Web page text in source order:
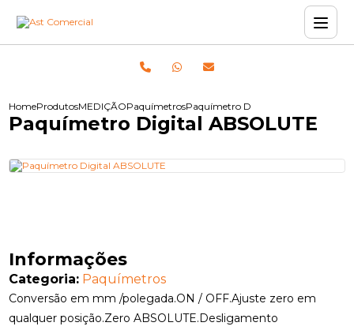
HomeProdutosMEDIÇÃOPaquímetrosPaquímetro Digital ABSOLUTE
Paquímetro Digital ABSOLUTE
Informações
Categoria: Paquímetros
Conversão em mm /polegada.ON / OFF.Ajuste zero em
qualquer posição.Zero ABSOLUTE.Desligamento